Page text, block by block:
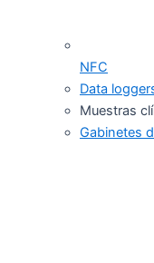
NFC
Data
Muestras
Gabinetes